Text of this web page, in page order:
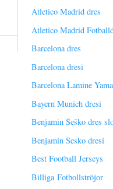
Atletico Madrid dres
Atletico Madrid
Barcelona dres
Barcelona dresi
Barcelona Lamine
Bayern Munich dresi
Benjamin Šeško dres
Benjamin Sesko dresi
Best Football Jerseys
Billiga Fotbollströjor